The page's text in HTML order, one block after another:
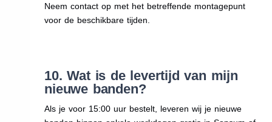
Neem contact op met het betreffende montagepunt
voor de beschikbare tijden.
10. Wat is de levertijd van mijn
nieuwe banden?
Als je voor 15:00 uur bestelt, leveren wij je nieuwe